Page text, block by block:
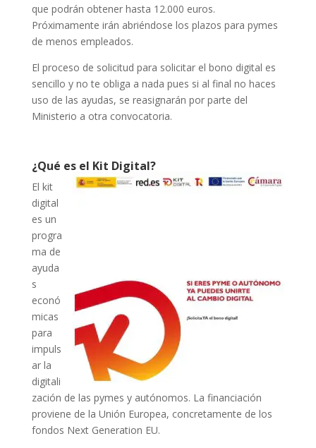
que podrán obtener hasta 12.000 euros.
Próximamente irán abriéndose los plazos para pymes
de menos empleados.
El proceso de solicitud para solicitar el bono digital es
sencillo y no te obliga a nada pues si al final no haces
uso de las ayudas, se reasignarán por parte del
Ministerio a otra convocatoria.
¿Qué es el Kit Digital?
El kit
digital
es un
progra
ma de
ayuda
s
econó
micas
para
impuls
ar la
digitali
zación de las pymes y autónomos. La financiación
proviene de la Unión Europea, concretamente de los
fondos Next Generation EU.